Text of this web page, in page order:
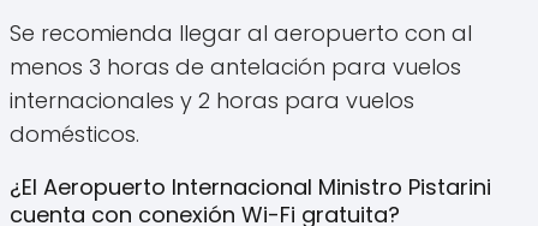
Se recomienda llegar al aeropuerto con al
menos 3 horas de antelación para vuelos
internacionales y 2 horas para vuelos
domésticos.
¿El Aeropuerto Internacional Ministro Pistarini
cuenta con conexión Wi-Fi gratuita?